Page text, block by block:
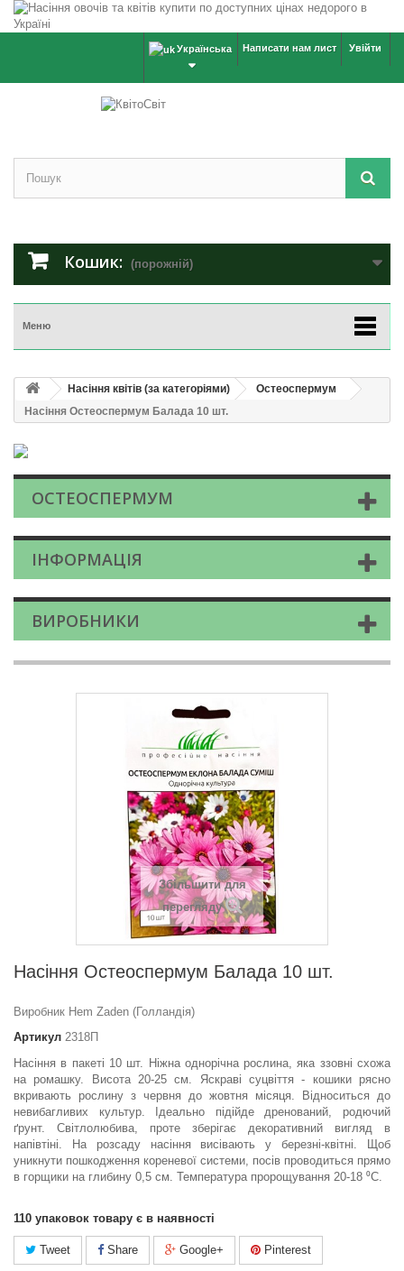
Увійти
Написати нам лист
Українська
Кошик: (порожній)
Меню
Насіння квітів (за категоріями)
Остеоспермум
Насіння Остеоспермум Балада 10 шт.
ОСТЕОСПЕРМУМ
ІНФОРМАЦІЯ
ВИРОБНИКИ
Збільшити для
перегляду
Насіння Остеоспермум Балада 10 шт.
Виробник Hem Zaden (Голландія)
Артикул 2318П
Насіння в пакеті 10 шт. Ніжна однорічна рослина, яка ззовні схожа
на ромашку. Висота 20-25 см. Яскраві суцвіття - кошики рясно
вкривають рослину з червня до жовтня місяця. Відноситься до
невибагливих культур. Ідеально підійде дренований, родючий
ґрунт. Світлолюбива, проте зберігає декоративний вигляд в
напівтіні. На розсаду насіння висівають у березні-квітні. Щоб
уникнути пошкодження кореневої системи, посів проводиться прямо
в горщики на глибину 0,5 см. Температура пророщування 20-18 ⁰С.
110 упаковок товару є в наявності
Tweet Share Google+ Pinterest